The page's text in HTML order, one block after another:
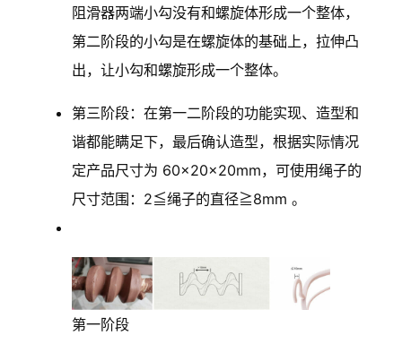
阻滑器两端小勾没有和螺旋体形成一个整体，
第二阶段的小勾是在螺旋体的基础上，拉伸凸
出，让小勾和螺旋形成一个整体。
第三阶段：在第一二阶段的功能实现、造型和
谐都能瞒足下，最后确认造型，根据实际情况
定产品尺寸为 60×20×20mm，可使用绳子的
尺寸范围：2≦绳子的直径≧8mm 。
第一阶段